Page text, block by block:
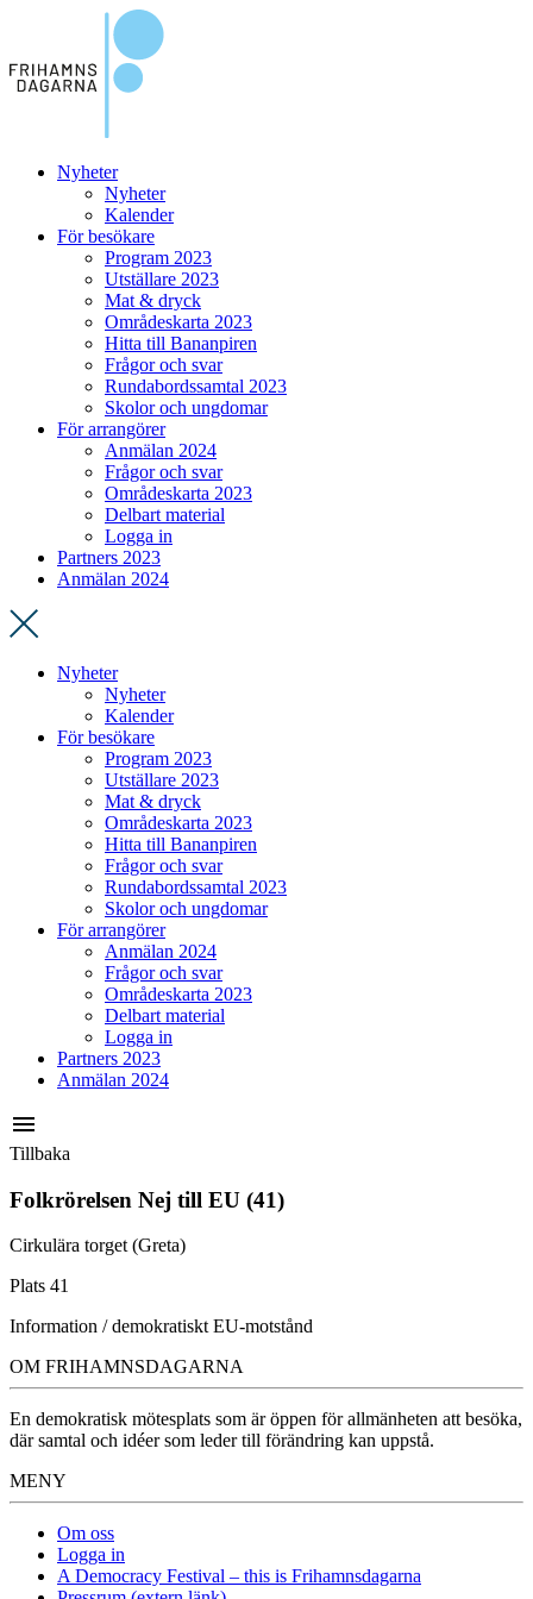
Nyheter
Nyheter
Kalender
För besökare
Program 2023
Utställare 2023
Mat & dryck
Områdeskarta 2023
Hitta till Bananpiren
Frågor och svar
Rundabordssamtal 2023
Skolor och ungdomar
För arrangörer
Anmälan 2024
Frågor och svar
Områdeskarta 2023
Delbart material
Logga in
Partners 2023
Anmälan 2024
Nyheter
Nyheter
Kalender
För besökare
Program 2023
Utställare 2023
Mat & dryck
Områdeskarta 2023
Hitta till Bananpiren
Frågor och svar
Rundabordssamtal 2023
Skolor och ungdomar
För arrangörer
Anmälan 2024
Frågor och svar
Områdeskarta 2023
Delbart material
Logga in
Partners 2023
Anmälan 2024
menu
Tillbaka
Folkrörelsen Nej till EU (41)
Cirkulära torget (Greta)
Plats 41
Information / demokratiskt EU-motstånd
OM FRIHAMNSDAGARNA
En demokratisk mötesplats som är öppen för allmänheten att besöka,
där samtal och idéer som leder till förändring kan uppstå.
MENY
Om oss
Logga in
A Democracy Festival – this is Frihamnsdagarna